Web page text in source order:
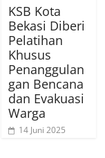
KSB Kota
Bekasi Diberi
Pelatihan
Khusus
Penanggulan
gan Bencana
dan Evakuasi
Warga
14 Juni 2025